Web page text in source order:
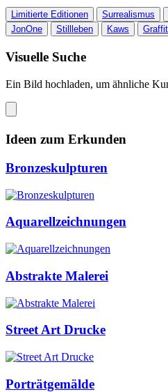
Limitierte Editionen Surrealismus
JonOne
Stillleben Kaws
Visuelle Suche
Ein Bild hochladen, um ähnliche
Ideen zum Erkunden
Bronzeskulpturen
Aquarellzeichnungen
Abstrakte Malerei
Street Art Drucke
Porträtgemälde